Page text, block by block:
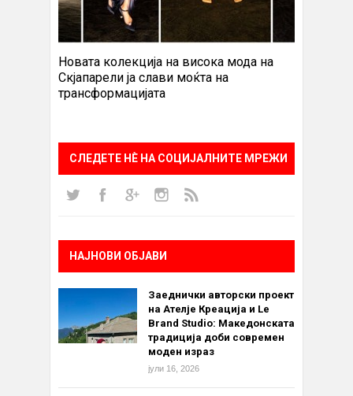
Новата колекција на висока мода на
Скјапарели ја слави моќта на
трансформацијата
СЛЕДЕТЕ НÈ НА СОЦИЈАЛНИТЕ МРЕЖИ
НАЈНОВИ ОБЈАВИ
Заеднички авторски проект
на Ателје Креација и Le
Brand Studio: Македонската
традиција доби современ
моден израз
јули 16, 2026